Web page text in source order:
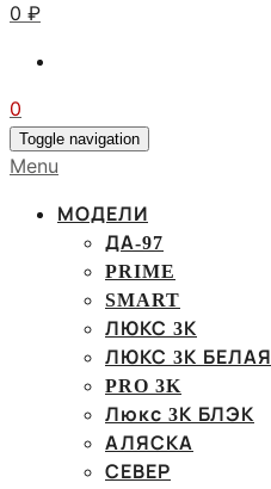
0 ₽
0
Toggle navigation
Menu
МОДЕЛИ
ДА-97
PRIME
SMART
ЛЮКС 3К
ЛЮКС 3К БЕЛАЯ
PRO 3K
Люкс 3К БЛЭК
АЛЯСКА
СЕВЕР